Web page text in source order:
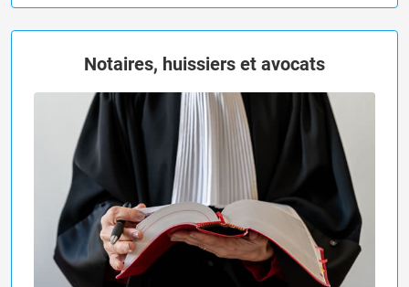
Notaires, huissiers et avocats